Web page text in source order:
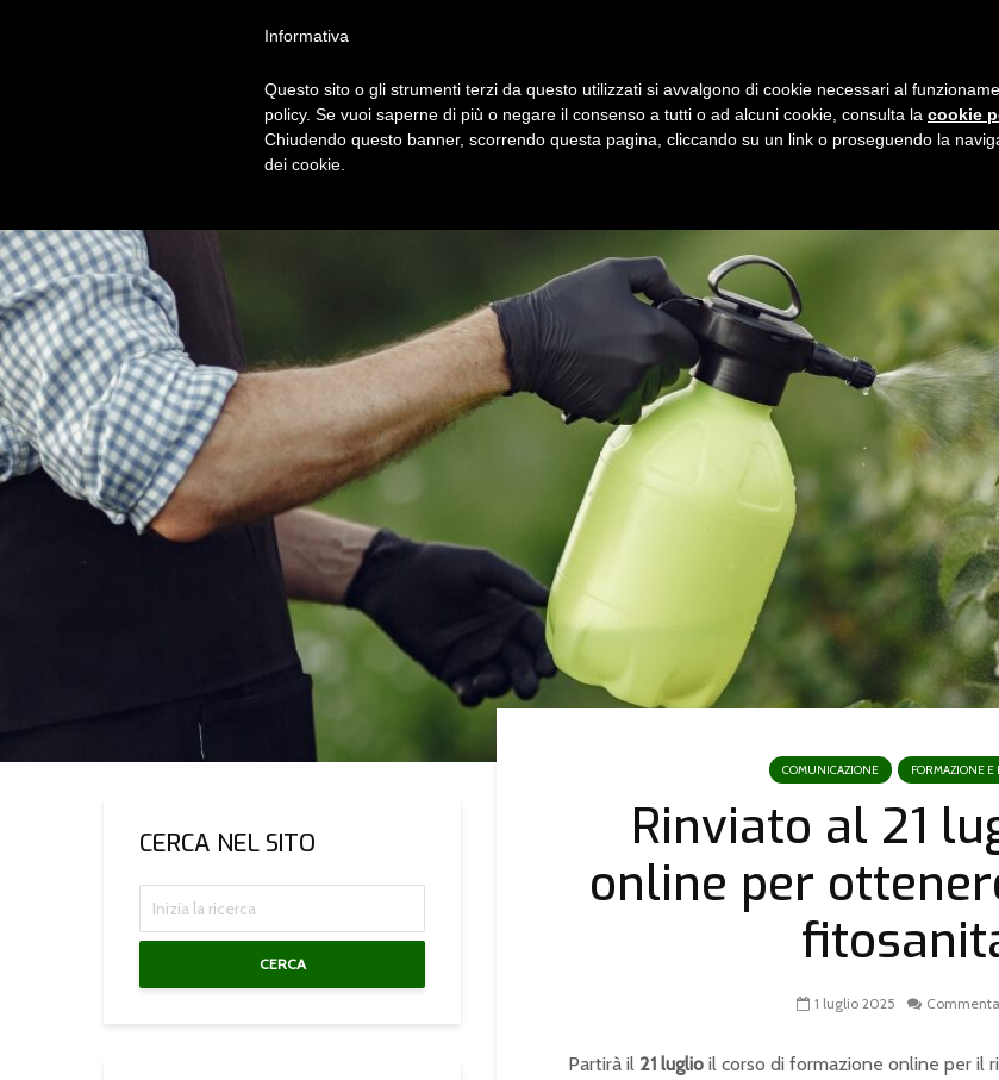
HOME ORGANIZZAZIONE SERVIZI PROGETTI
COMUNICAZIONE FORMAZIONE E
Rinviato al 21
online per
1 luglio 2025 Commenta
Partirà il 21 luglio il corso di formazione online per il
CERCA NEL SITO
CERCA
Informativa
Questo sito o gli strumenti terzi da questo utilizzati si avvalgono di cookie necessari al
policy. Se vuoi saperne di più o negare il consenso a tutti o ad alcuni cookie, consulta la cookie
Chiudendo questo banner, scorrendo questa pagina, cliccando su un link o proseguendo la
dei cookie.